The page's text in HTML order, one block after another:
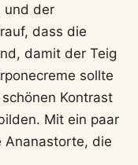
und der
dass die
damit der Teig
sollte
Kontrast
Mit ein paar
Ananastorte, die